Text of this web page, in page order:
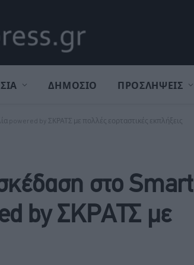
ΔΗΜΟΣΙΟ ΠΡΟΣΛΗΨΕΙΣ
powered by ΣΚΡΑΤΣ με πολλές εορταστικές εκπλήξεις
στο Smart
by ΣΚΡΑΤΣ με